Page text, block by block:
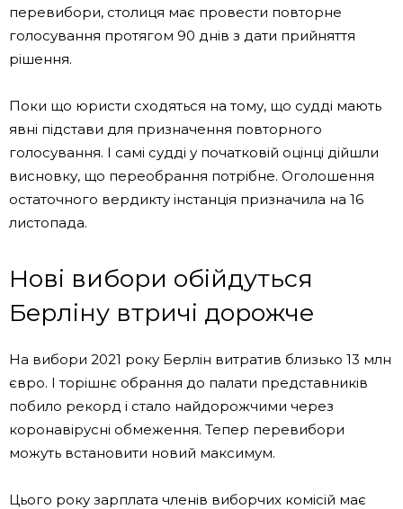
перевибори, столиця має провести повторне
голосування протягом 90 днів з дати прийняття
рішення.
Поки що юристи сходяться на тому, що судді мають
явні підстави для призначення повторного
голосування. І самі судді у початковій оцінці дійшли
висновку, що переобрання потрібне. Оголошення
остаточного вердикту інстанція призначила на 16
листопада.
Нові вибори обійдуться
Берліну втричі дорожче
На вибори 2021 року Берлін витратив близько 13 млн
євро. І торішнє обрання до палати представників
побило рекорд і стало найдорожчими через
коронавірусні обмеження. Тепер перевибори
можуть встановити новий максимум.
Цього року зарплата членів виборчих комісій має